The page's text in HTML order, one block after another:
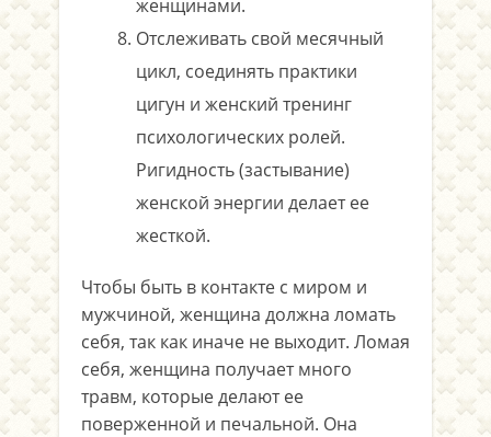
женщинами.
Отслеживать свой месячный
цикл, соединять практики
цигун и женский тренинг
психологических ролей.
Ригидность (застывание)
женской энергии делает ее
жесткой.
Чтобы быть в контакте с миром и
мужчиной, женщина должна ломать
себя, так как иначе не выходит. Ломая
себя, женщина получает много
травм, которые делают ее
поверженной и печальной. Она